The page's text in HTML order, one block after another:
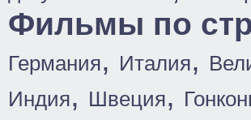
Фильмы по
Германия, Италия,
Индия, Швеция,